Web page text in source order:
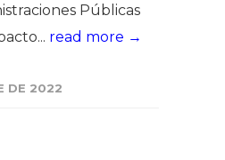
Públicas
read more →
DE 2022